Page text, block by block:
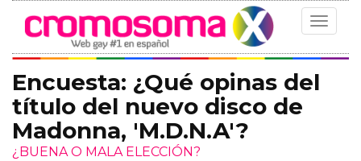
Toggle
Encuesta: ¿Qué opinas del
título del nuevo disco de
Madonna, 'M.D.N.A'?
¿BUENA O MALA ELECCIÓN?